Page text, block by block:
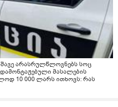
არასრულწლოვნებს სოც
მასალების
10 000 ლარს ითხოვს: რას